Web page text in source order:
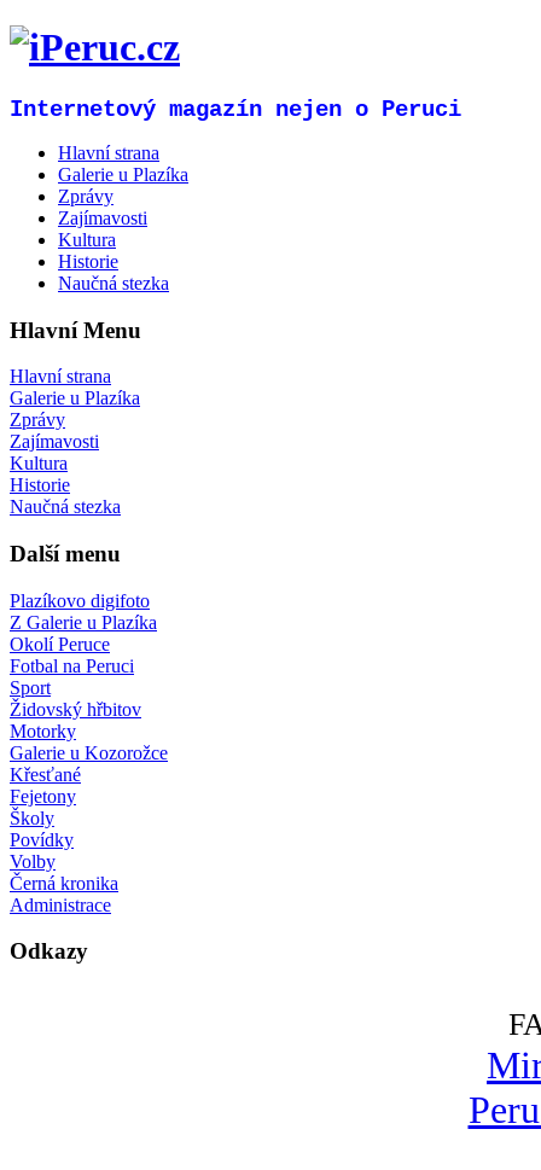
Internetový magazín nejen o Peruci
Hlavní strana
Galerie u Plazíka
Zprávy
Zajímavosti
Kultura
Historie
Naučná stezka
Hlavní Menu
Hlavní strana
Galerie u Plazíka
Zprávy
Zajímavosti
Kultura
Historie
Naučná stezka
Další menu
Plazíkovo digifoto
Z Galerie u Plazíka
Okolí Peruce
Fotbal na Peruci
Sport
Židovský hřbitov
Motorky
Galerie u Kozorožce
Křesťané
Fejetony
Školy
Povídky
Volby
Černá kronika
Administrace
Odkazy